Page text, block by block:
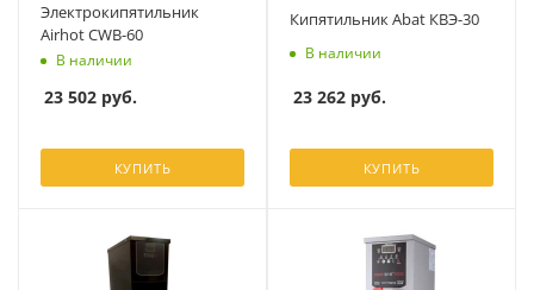
Электрокипятильник
Airhot CWB-60
В наличии
23 502 руб.
КУПИТЬ
Кипятильник Abat КВЭ-30
В наличии
23 262 руб.
КУПИТЬ